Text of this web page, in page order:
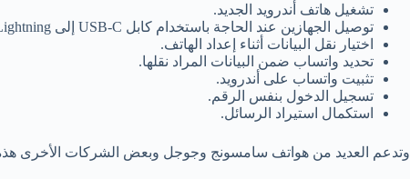
تشغيل هاتف أندرويد الجديد.
توصيل الجهازين عند الحاجة باستخدام كابل USB-C إلى Lightning (حسب نوع الجهاز).
اختيار نقل البيانات أثناء إعداد الهاتف.
تحديد واتساب ضمن البيانات المراد نقلها.
تثبيت واتساب على أندرويد.
تسجيل الدخول بنفس الرقم.
استكمال استيراد الرسائل.
وتدعم العديد من هواتف سامسونج وجوجل وبعض الشركات الأخرى هذه